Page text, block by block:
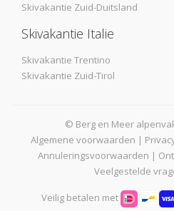
Skivakantie Zuid-Duitsland
Skivakantie Italie
Skivakantie Trentino
Skivakantie Zuid-Tirol
© Berg en Meer
Algemene voorwaarden |
Annuleringsvoorwaarden |
Veelgestelde
Veilig betalen met